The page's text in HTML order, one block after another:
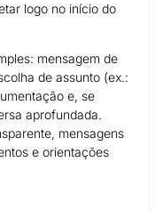
logo no início do
mensagem de
de assunto (ex.:
e, se
aprofundada.
mensagens
e orientações